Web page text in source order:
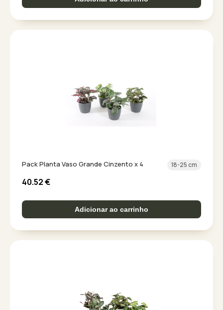
Pack Planta Vaso Grande Cinzento x 4 18-25 cm
40.52€
Adicionar ao carrinho